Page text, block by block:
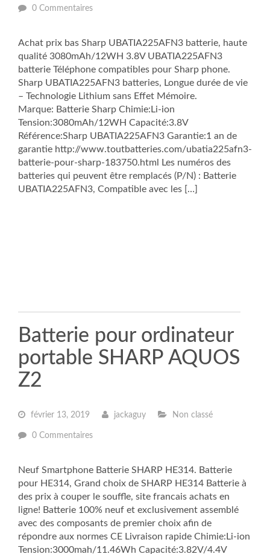
0 Commentaires
Achat prix bas Sharp UBATIA225AFN3 batterie, haute
qualité 3080mAh/12WH 3.8V UBATIA225AFN3
batterie Téléphone compatibles pour Sharp phone.
Sharp UBATIA225AFN3 batteries, Longue durée de vie
– Technologie Lithium sans Effet Mémoire.
Marque: Batterie Sharp Chimie:Li-ion
Tension:3080mAh/12WH Capacité:3.8V
Référence:Sharp UBATIA225AFN3 Garantie:1 an de
garantie http://www.toutbatteries.com/ubatia225afn3-
batterie-pour-sharp-183750.html Les numéros des
batteries qui peuvent être remplacés (P/N) : Batterie
UBATIA225AFN3, Compatible avec les […]
Batterie pour ordinateur
portable SHARP AQUOS
Z2
février 13, 2019 jackaguy Non classé
0 Commentaires
Neuf Smartphone Batterie SHARP HE314. Batterie
pour HE314, Grand choix de SHARP HE314 Batterie à
des prix à couper le souffle, site francais achats en
ligne! Batterie 100% neuf et exclusivement assemblé
avec des composants de premier choix afin de
répondre aux normes CE Livraison rapide Chimie:Li-ion
Tension:3000mah/11.46Wh Capacité:3.82V/4.4V